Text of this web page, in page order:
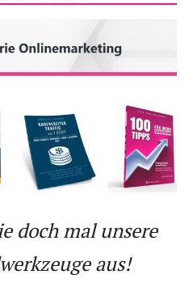
doch mal unsere
aus!